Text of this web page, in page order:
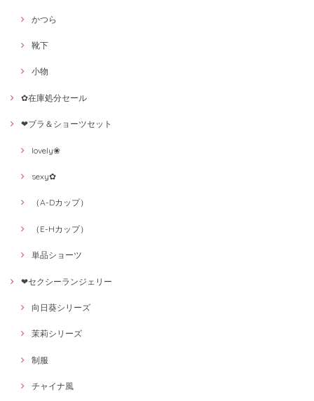
かつら
靴下
小物
✿在庫処分セール
❤ブラ＆ショーツセット
lovely❀
sexy✿
（A-Dカップ）
（E-Hカップ）
単品ショーツ
❤セクシーランジェリー
向日葵シリーズ
茉莉シリーズ
制服
チャイナ風